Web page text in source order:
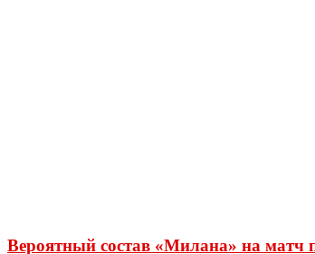
Вероятный состав «Милана» на матч